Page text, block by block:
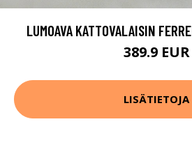
LUMOAVA KATTOVALAISIN
389.9 EUR
LISÄTIETOJA